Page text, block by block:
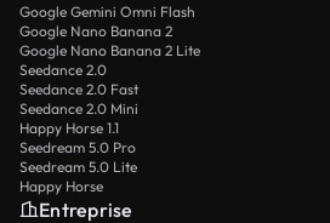
Google Gemini Omni Flash
Google Nano Banana 2
Google Nano Banana 2 Lite
Seedance 2.0
Seedance 2.0 Fast
Seedance 2.0 Mini
Happy Horse 1.1
Seedream 5.0 Pro
Seedream 5.0 Lite
Happy Horse
Entreprise